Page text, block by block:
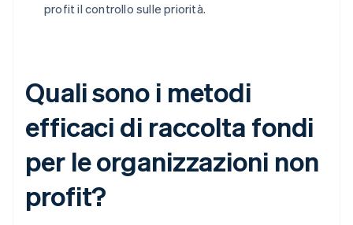
profit il controllo sulle priorità.
Quali sono i metodi
efficaci di raccolta fondi
per le organizzazioni non
profit?